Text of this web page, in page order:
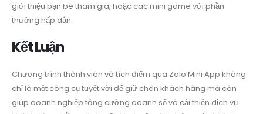
giới thiệu bạn bè tham gia, hoặc các mini game với phần
thưởng hấp dẫn.
Kết Luận
Chương trình thành viên và tích điểm qua Zalo Mini App không
chỉ là một công cụ tuyệt vời để giữ chân khách hàng mà còn
giúp doanh nghiệp tăng cường doanh số và cải thiện dịch vụ